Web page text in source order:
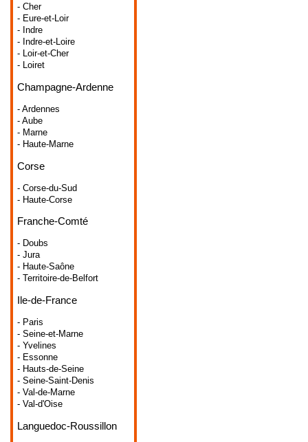
- Cher
- Eure-et-Loir
- Indre
- Indre-et-Loire
- Loir-et-Cher
- Loiret
Champagne-Ardenne
- Ardennes
- Aube
- Marne
- Haute-Marne
Corse
- Corse-du-Sud
- Haute-Corse
Franche-Comté
- Doubs
- Jura
- Haute-Saône
- Territoire-de-Belfort
Ile-de-France
- Paris
- Seine-et-Marne
- Yvelines
- Essonne
- Hauts-de-Seine
- Seine-Saint-Denis
- Val-de-Marne
- Val-d'Oise
Languedoc-Roussillon